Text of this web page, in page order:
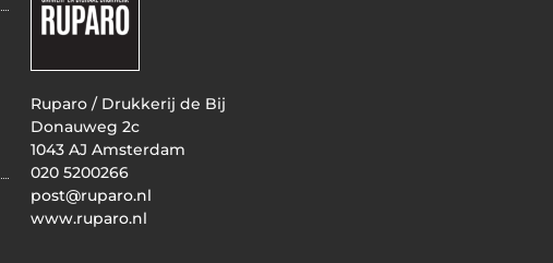
Ruparo / Drukkerij de Bij
Donauweg 2c
1043 AJ Amsterdam
020 5200266
post@ruparo.nl
www.ruparo.nl